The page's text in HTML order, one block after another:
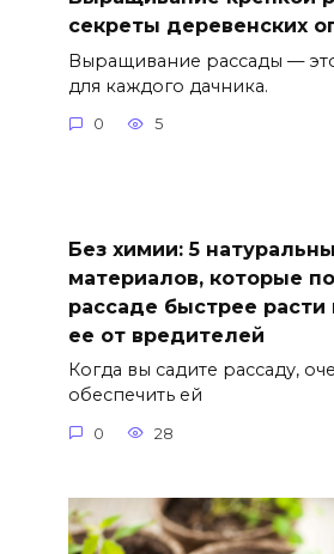
секреты деревенских
Выращивание рассады —
для каждого дачника.
0 5
Без химии: 5
материалов, которые
рассаде быстрее расти
ее от вредителей
Когда вы садите рассаду,
обеспечить ей
0 28